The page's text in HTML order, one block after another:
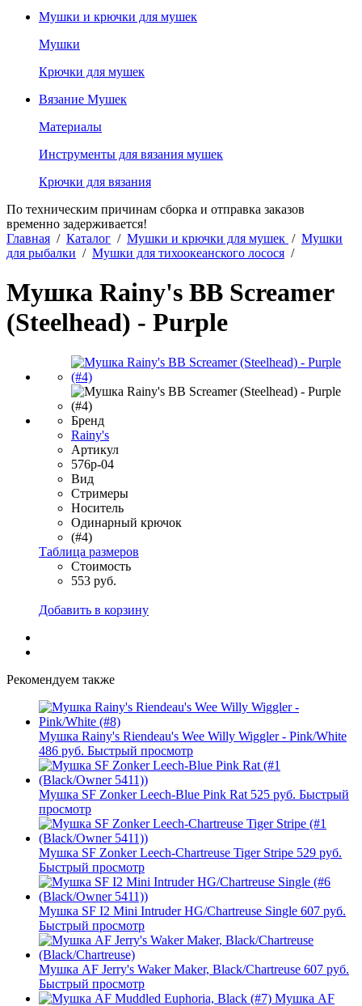
Мушки и крючки для мушек
Мушки
Крючки для мушек
Вязание Мушек
Материалы
Инструменты для вязания мушек
Крючки для вязания
По техническим причинам сборка и отправка заказов
временно задерживается!
Главная / Каталог / Мушки и крючки для мушек / Мушки
для рыбалки / Мушки для тихоокеанского лосося /
Мушка Rainy's BB Screamer
(Steelhead) - Purple
Бренд
Rainy's
Артикул
576p-04
Вид
Стримеры
Носитель
Одинарный крючок
(#4)
Таблица размеров
Стоимость
553 руб.
Добавить в корзину
Рекомендуем также
Мушка Rainy's Riendeau's Wee Willy Wiggler - Pink/White
486 руб. Быстрый просмотр
Мушка SF Zonker Leech-Blue Pink Rat 525 руб. Быстрый
просмотр
Мушка SF Zonker Leech-Chartreuse Tiger Stripe 529 руб.
Быстрый просмотр
Мушка SF I2 Mini Intruder HG/Chartreuse Single 607 руб.
Быстрый просмотр
Мушка AF Jerry's Waker Maker, Black/Chartreuse 607 руб.
Быстрый просмотр
Мушка AF